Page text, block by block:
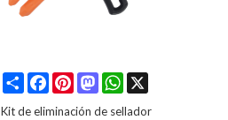
Share FacebookPinterestMastodonWhatsApp
Kit de eliminación de sellador